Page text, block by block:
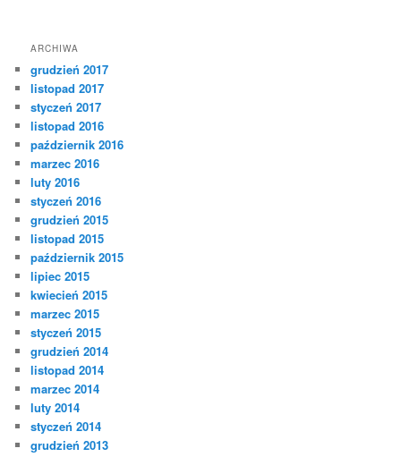
ARCHIWA
grudzień 2017
listopad 2017
styczeń 2017
listopad 2016
październik 2016
marzec 2016
luty 2016
styczeń 2016
grudzień 2015
listopad 2015
październik 2015
lipiec 2015
kwiecień 2015
marzec 2015
styczeń 2015
grudzień 2014
listopad 2014
marzec 2014
luty 2014
styczeń 2014
grudzień 2013